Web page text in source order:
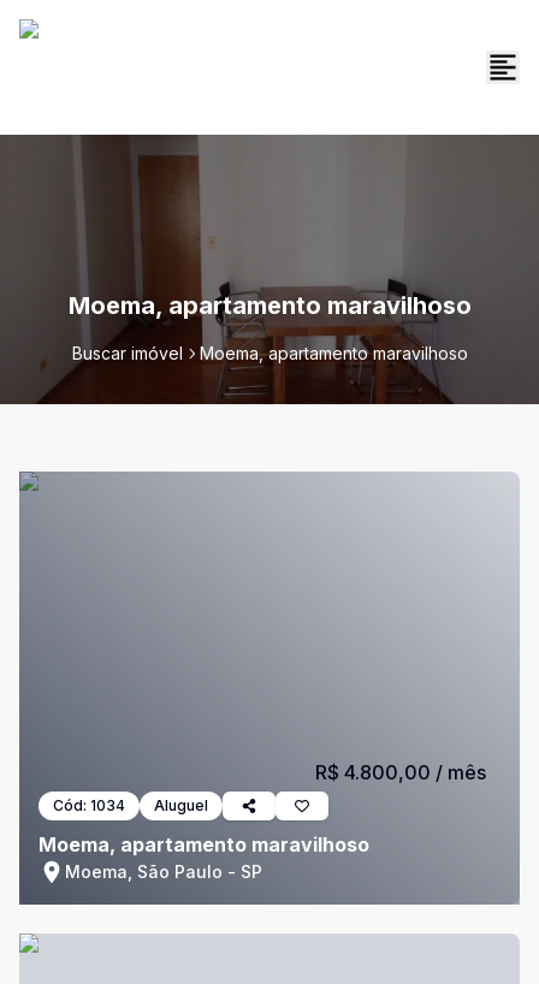
Moema, apartamento maravilhoso
Buscar imóvel Moema, apartamento maravilhoso
Cód: 1034 Aluguel
Moema, apartamento maravilhoso
Moema, São Paulo - SP
R$ 4.800,00 / mês